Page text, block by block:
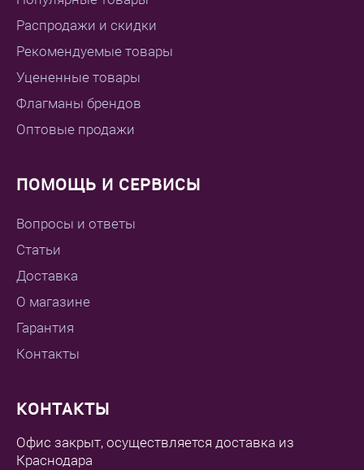
Распродажи и скидки
Рекомендуемые товары
Уцененные товары
Флагманы брендов
Оптовые продажи
ПОМОЩЬ И СЕРВИСЫ
Вопросы и ответы
Статьи
Доставка
О магазине
Гарантия
Контакты
КОНТАКТЫ
Офис закрыт, осуществляется доставка из
Краснодара